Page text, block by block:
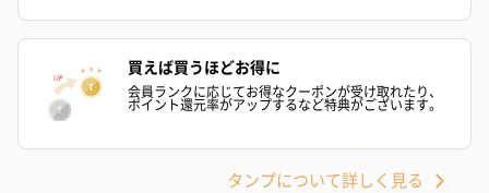
買えば買うほどお得に
会員ランクに応じてお得なクーポンが受け取れたり、
ポイント還元率がアップするなど特典がございます。
タンプについて詳しく見る